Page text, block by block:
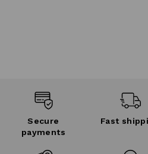
Secure
payments
Fast